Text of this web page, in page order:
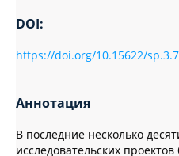
DOI:
https://doi.org/10.15622/sp.3.7
Аннотация
В последние несколько
исследовательских